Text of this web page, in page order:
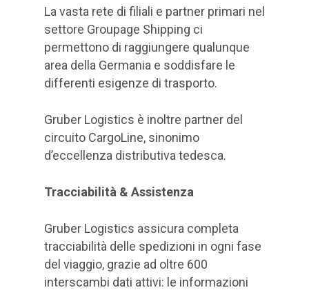
La vasta rete di filiali e partner primari nel
settore Groupage Shipping ci
permettono di raggiungere qualunque
area della Germania e soddisfare le
differenti esigenze di trasporto.
Gruber Logistics è inoltre partner del
circuito CargoLine, sinonimo
d’eccellenza distributiva tedesca.
Tracciabilità & Assistenza
Gruber Logistics assicura completa
tracciabilità delle spedizioni in ogni fase
del viaggio, grazie ad oltre 600
interscambi dati attivi: le informazioni